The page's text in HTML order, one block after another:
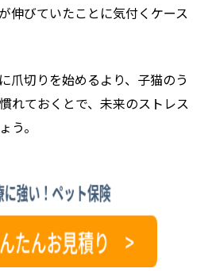
伸びていたことに気付くケース
爪切りを始めるより、子猫のう
れておくとで、未来のストレス
う。